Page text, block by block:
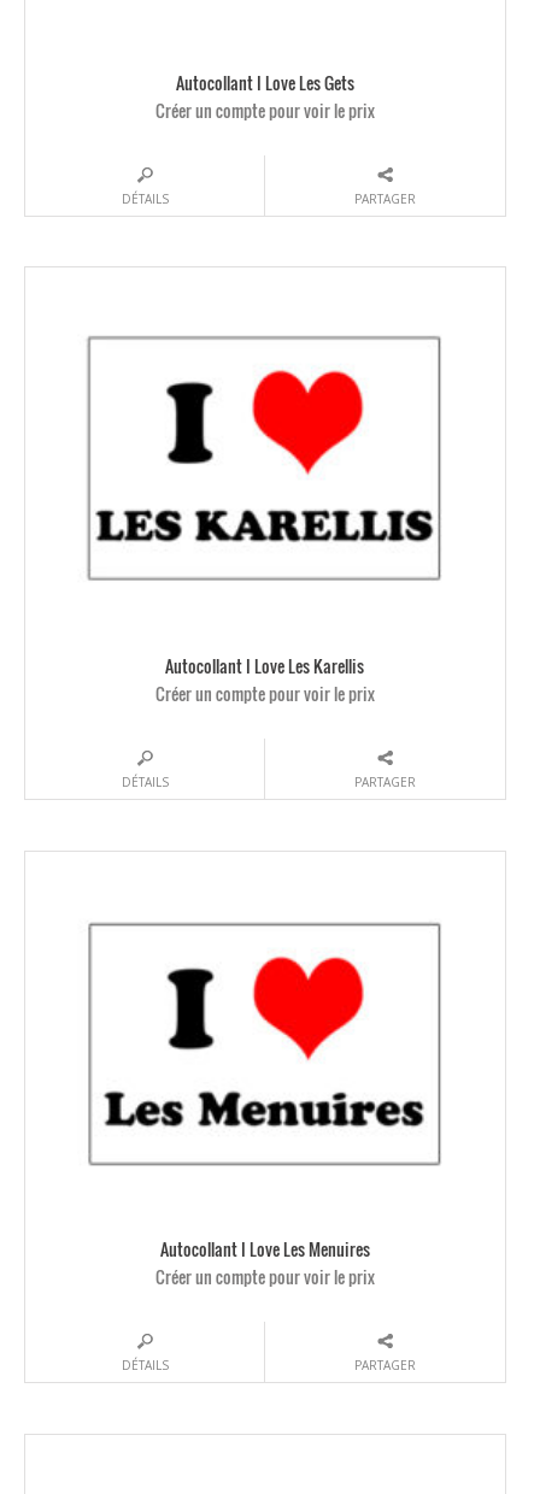
Autocollant I Love Les Gets
Créer un compte pour voir le prix
DÉTAILS PARTAGER
Autocollant I Love Les Karellis
Créer un compte pour voir le prix
DÉTAILS PARTAGER
Autocollant I Love Les Menuires
Créer un compte pour voir le prix
DÉTAILS PARTAGER